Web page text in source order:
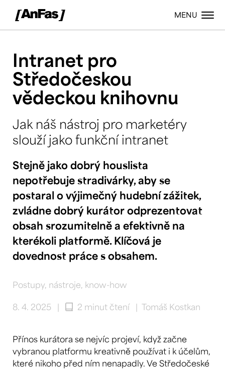
MENU
Intranet pro
Středočeskou
vědeckou knihovnu
Jak náš nástroj pro marketéry
slouží jako funkční intranet
Stejně jako dobrý houslista
nepotřebuje stradivárky, aby se
postaral o výjimečný hudební zážitek,
zvládne dobrý kurátor odprezentovat
obsah srozumitelně a efektivně na
kterékoli platformě. Klíčová je
dovednost práce s obsahem.
Postupy, nástroje, know-how
8. 4. 2025
| 2 minut čtení | Tomáš Kostkan
Přínos kurátora se nejvíc projeví, když začne
vybranou platformu kreativně používat i k účelům,
které nikoho před ním nenapadly. Ve Středočeské